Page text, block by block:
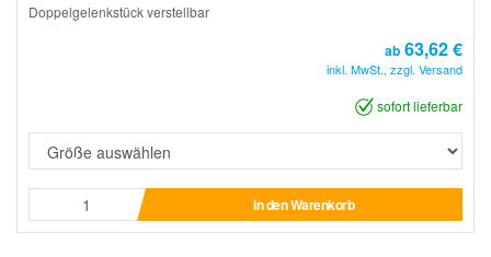
Doppelgelenkstück verstellbar
ab 63,62 €
inkl. MwSt., zzgl. Versand
sofort lieferbar
In den Warenkorb